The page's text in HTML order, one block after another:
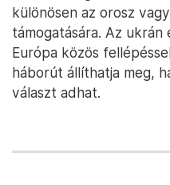
különösen az orosz
támogatására. Az
Európa közös
háborút állíthatja meg,
választ adhat.